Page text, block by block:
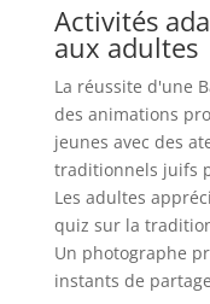
Activités
aux adultes
La réussite d'une
des animations
jeunes avec des
traditionnels juifs
Les adultes
quiz sur la
Un photographe
instants de